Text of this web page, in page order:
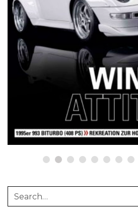
NETZWERKEINS GO! // ONLINE-
12 Jahre werk1® sports |
culture: Bestellen Sie
neue Sommerausgabe
(erscheint am 1. Juli
auf netzwerkeins | GO!
23. Juni 2025